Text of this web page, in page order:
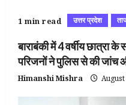
1 min read उत्तर प्रदेश
बाराबंकी में 4 वर्षीय छात्रा
परिजनों ने पुलिस से की जांच
Himanshi Mishra